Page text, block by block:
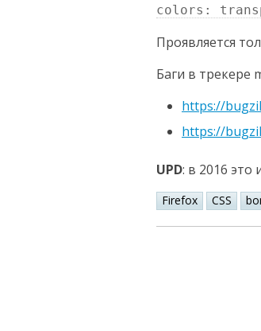
colors:
Проявляется
Баги в трекере
https://
https://
UPD: в 2016 это
Firefox CSS